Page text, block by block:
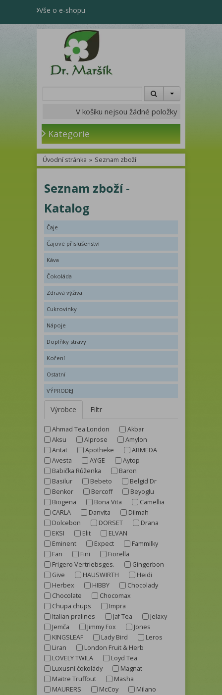
Vše o e-shopu
V košíku nejsou žádné položky
Kategorie
Úvodní stránka » Seznam zboží
Seznam zboží -
Katalog
Čaje
Čajové příslušenství
Káva
Čokoláda
Zdravá výživa
Cukrovinky
Nápoje
Doplňky stravy
Koření
Ostatní
VÝPRODEJ
Výrobce Filtr
Ahmad Tea London
Akbar
Aksu
Alprose
Amylon
Antat
Apotheke
ARMEDA
Avesta
AYGE
Aytop
Babička Růženka
Baron
Basilur
Bebeto
Belgid Dr
Benkor
Bercoff
Beyoglu
Biogena
Bona Vita
Camellia
CARLA
Danvita
Dilmah
Dolcebon
DORSET
Drana
EKSI
Elit
ELVAN
Eminent
Expect
Fammilky
Fan
Fini
Fiorella
Frigero Vertriebsges.
Gingerbon
Give
HAUSWIRTH
Heidi
Herbex
HIBBY
Chocolady
Chocolate
Chocomax
Chupa chups
Impra
Italian pralines
Jaf Tea
Jelaxy
Jemča
Jimmy Fox
Jones
KINGSLEAF
Lady Bird
Leros
Liran
London Fruit & Herb
LOVELY TWILA
Loyd Tea
Luxusní čokolády
Magnat
Maitre Truffout
Masha
MAURERS
McCoy
Milano